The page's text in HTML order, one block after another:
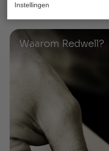
Instellingen
Waarom Redwell?